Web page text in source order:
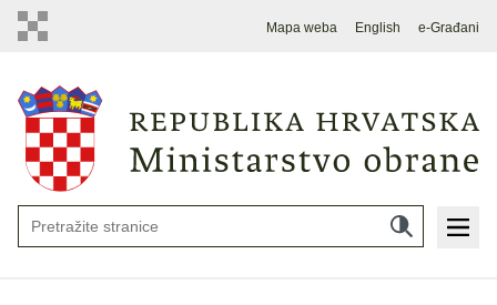
Mapa weba English e-Građani